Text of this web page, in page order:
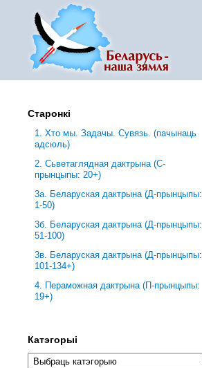
Старонкі
1. Хто мы. Задачы. Сувязь. (пачынаць
адсюль)
2. Сьветаглядная дактрына (С-
прынцыпы: 20+)
3a. Беларуская дактрына (Д-прынцыпы:
1-50)
3б. Беларуская дактрына (Д-прынцыпы:
51-100)
3в. Беларуская дактрына (Д-прынцыпы:
101-134+)
4. Пераможная дактрына (П-прынцыпы:
19+)
Катэгорыі